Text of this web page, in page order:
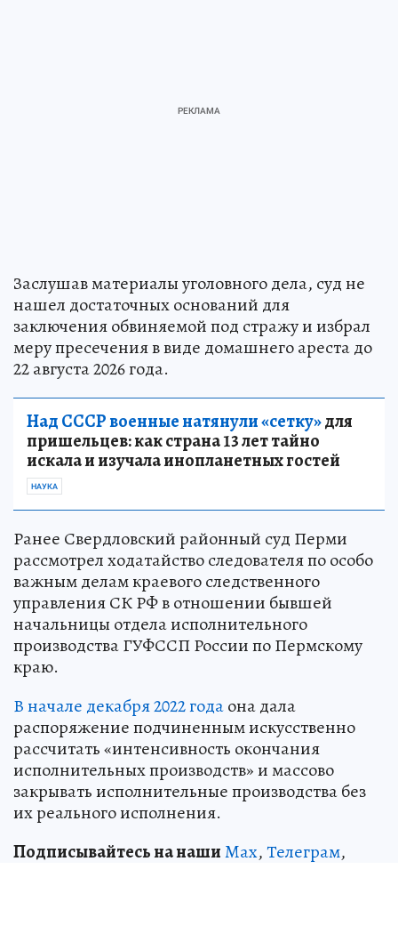
Заслушав материалы уголовного дела, суд не
нашел достаточных оснований для
заключения обвиняемой под стражу и избрал
меру пресечения в виде домашнего ареста до
22 августа 2026 года.
Над СССР военные натянули «сетку»для
пришельцев: как страна 13 лет тайно
искала и изучала инопланетных гостей
НАУКА
Ранее Свердловский районный суд Перми
рассмотрел ходатайство следователя по особо
важным делам краевого следственного
управления СК РФ в отношении бывшей
начальницы отдела исполнительного
производства ГУФССП России по Пермскому
краю.
В начале декабря 2022 годаона дала
распоряжение подчиненным искусственно
рассчитать «интенсивность окончания
исполнительных производств» и массово
закрывать исполнительные производства без
их реального исполнения.
Подписывайтесь на нашиMax,Телеграм,